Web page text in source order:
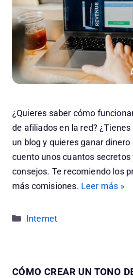
¿Quieres saber cómo
de afiliados en la red?
un blog y quieres ganar dinero
cuento unos cuantos
consejos. Te recomiendo los
más comisiones. Leer más »
Categorías
Internet
CÓMO CREAR UN TONO